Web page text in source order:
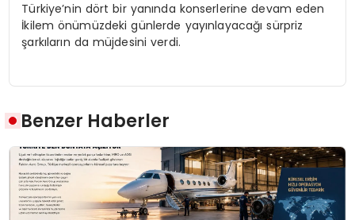
Türkiye’nin dört bir yanında konserlerine devam eden
İkilem önümüzdeki günlerde yayınlayacağı sürpriz
şarkıların da müjdesini verdi.
Benzer Haberler